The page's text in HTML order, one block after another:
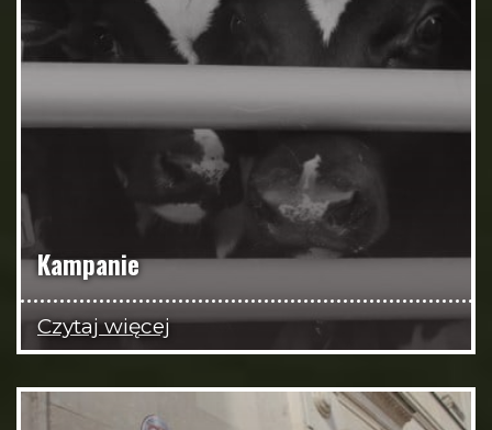
Kampanie
Czytaj więcej